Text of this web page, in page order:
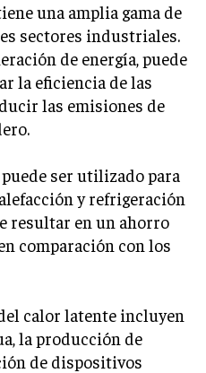
una amplia gama de
sectores industriales.
de energía, puede
la eficiencia de las
las emisiones de
ser utilizado para
y refrigeración
resultar en un ahorro
comparación con los
calor latente incluyen
la producción de
de dispositivos